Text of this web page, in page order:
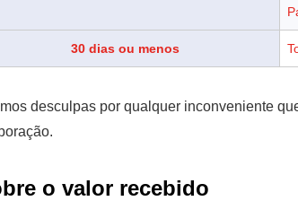
30 dias ou menos
desculpas por qualquer inconveniente
o valor recebido